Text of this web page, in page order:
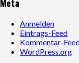
Meta
Anmelden
Eintrags-Feed
Kommentar-
WordPress.org